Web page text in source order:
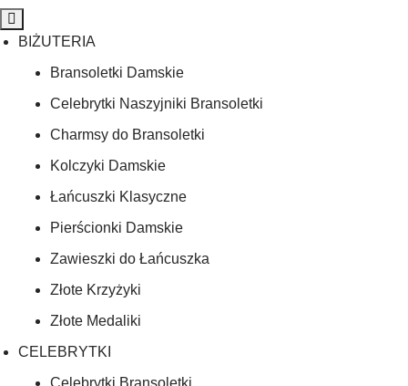
BIŻUTERIA
Bransoletki Damskie
Celebrytki Naszyjniki Bransoletki
Charmsy do Bransoletki
Kolczyki Damskie
Łańcuszki Klasyczne
Pierścionki Damskie
Zawieszki do Łańcuszka
Złote Krzyżyki
Złote Medaliki
CELEBRYTKI
Celebrytki Bransoletki